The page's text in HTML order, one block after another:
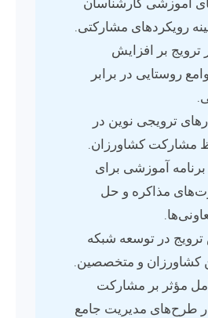
آموزشی کارشناسان
رویکردهای مشارکتی.
ترویج بر افزایش
روستایی در برابر
ترویجی نوین در
مشارکت کشاورزان.
آموزشی برای
مذاکره و حل
در توسعه شبکه
کشاورزان و متخصصین.
مؤثر بر مشارکت
طرح‌های مدیریت جامع